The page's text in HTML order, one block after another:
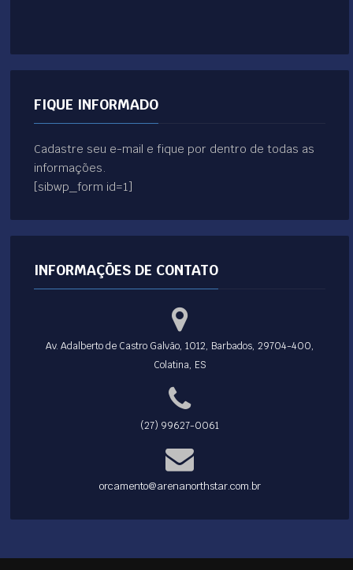
FIQUE INFORMADO
Cadastre seu e-mail e fique por dentro de todas as
informações.
[sibwp_form id=1]
INFORMAÇÕES DE CONTATO
Av. Adalberto de Castro Galvão, 1012, Barbados, 29704-400,
Colatina, ES
(27) 99627-0061
orcamento@arenanorthstar.com.br